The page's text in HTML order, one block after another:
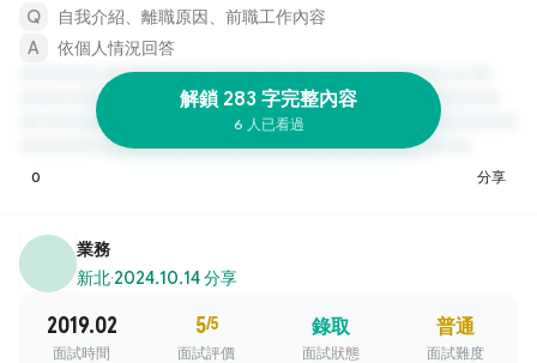
自我介紹、離職原因、前職工作內容
依個人情況回答
解鎖 283 字完整內容
6 人已看過
0 分享
業務
新北·2024.10.14 分享
2019.02
面試時間
5/5
面試評價
錄取
面試狀態
普通
面試難度